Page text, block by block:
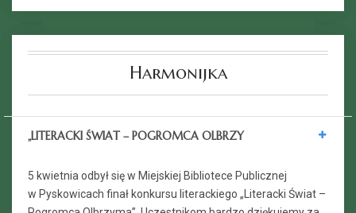
Harmonijka
„LITERACKI ŚWIAT – POGROMCA OLBRZY
5 kwietnia odbył się w Miejskiej Bibliotece Publicznej
w Pyskowicach finał konkursu literackiego „Literacki Świat –